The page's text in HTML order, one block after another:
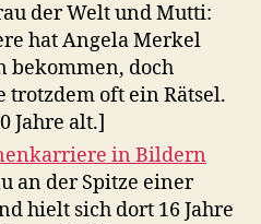
der Welt und Mutti:
hat Angela Merkel
bekommen, doch
trotzdem oft ein Rätsel.
Jahre alt.]
in Bildern
an der Spitze einer
hielt sich dort 16 Jahre